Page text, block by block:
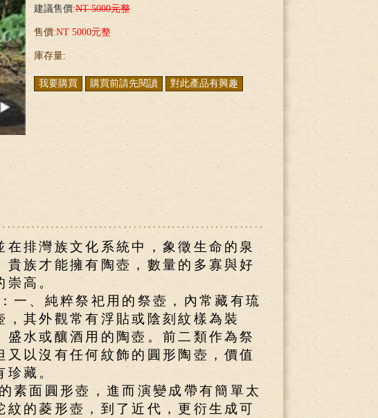
建議售價:NT 5000元整
售價:NT 5000元整
庫存量:
在排灣族文化系統中，象徵生命的泉
族才能擁有陶壺，數量的多寡與好
崇高。
一、純粹祭祀用的祭壺，內常藏有琉
其外觀常有浮貼或陰刻紋樣為裝
水或釀酒用的陶壺。前二類作為祭
以沒有任何紋飾的圓形陶壺，價值
珍藏。
素面圓形壺，進而演變成帶有簡單太
紋的菱形壺，到了近代，更衍生成可